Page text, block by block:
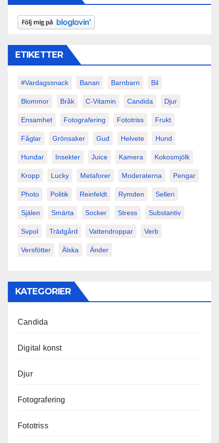
ETIKETTER
#vardagssnack Banan Barnbarn Bil
Blommor Bråk C-Vitamin Candida Djur
Ensamhet Fotografering Fototriss Frukt
Fåglar Grönsaker Gud Helvete Hund
Hundar Insekter Juice Kamera Kokosmjölk
Kropp Lucky Metaforer Moderaterna Pengar
Photo Politik Reinfeldt Rymden Selleri
Själen Smärta Socker Stress Substantiv
Svpol Trädgård Vattendroppar Verb
Versfötter Älska Änder
KATEGORIER
Candida
Digital konst
Djur
Fotografering
Fototriss